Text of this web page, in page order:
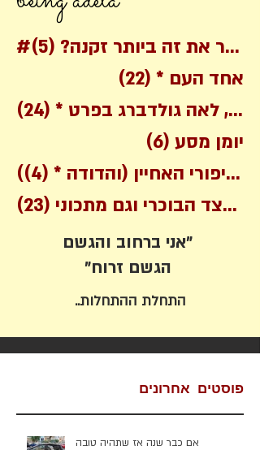
אני ברחוב והגשם"
התחלת ההתחלות..
#אפשר את זה ביותר זקנה?
(5)
אחד העם * (22)
שירים בכלל, לאה גולדברג בפרט *
(24)
יומן מסע (6)
(מסיפורי האחיין (והדודה *
(4)
על הצד הסורי והצד הבוכרי וגם מתכוני
(23)
פוסטים אחרונים
אם כבר שנה אז שתהיה טובה